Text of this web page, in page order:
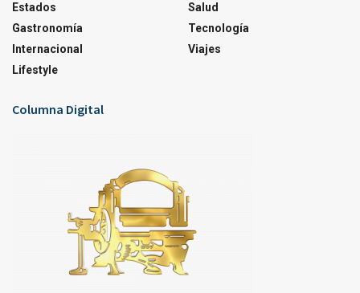
Estados
Gastronomía
Internacional
Lifestyle
Salud
Tecnología
Viajes
Columna Digital